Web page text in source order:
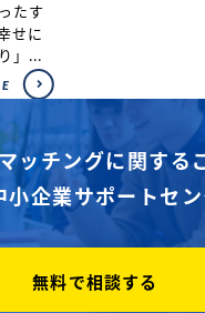
たす
せに
」...
ッチングに関する
小企業サポートセ
無料で相談する